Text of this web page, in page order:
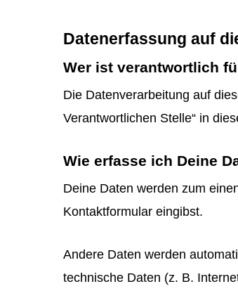
Datenerfassung auf
Wer ist verantwortlich
Die Datenverarbeitung auf
Verantwortlichen Stelle“ in
Wie erfasse ich Deine
Deine Daten werden zum
Kontaktformular eingibst.
Andere Daten werden
technische Daten (z. B.